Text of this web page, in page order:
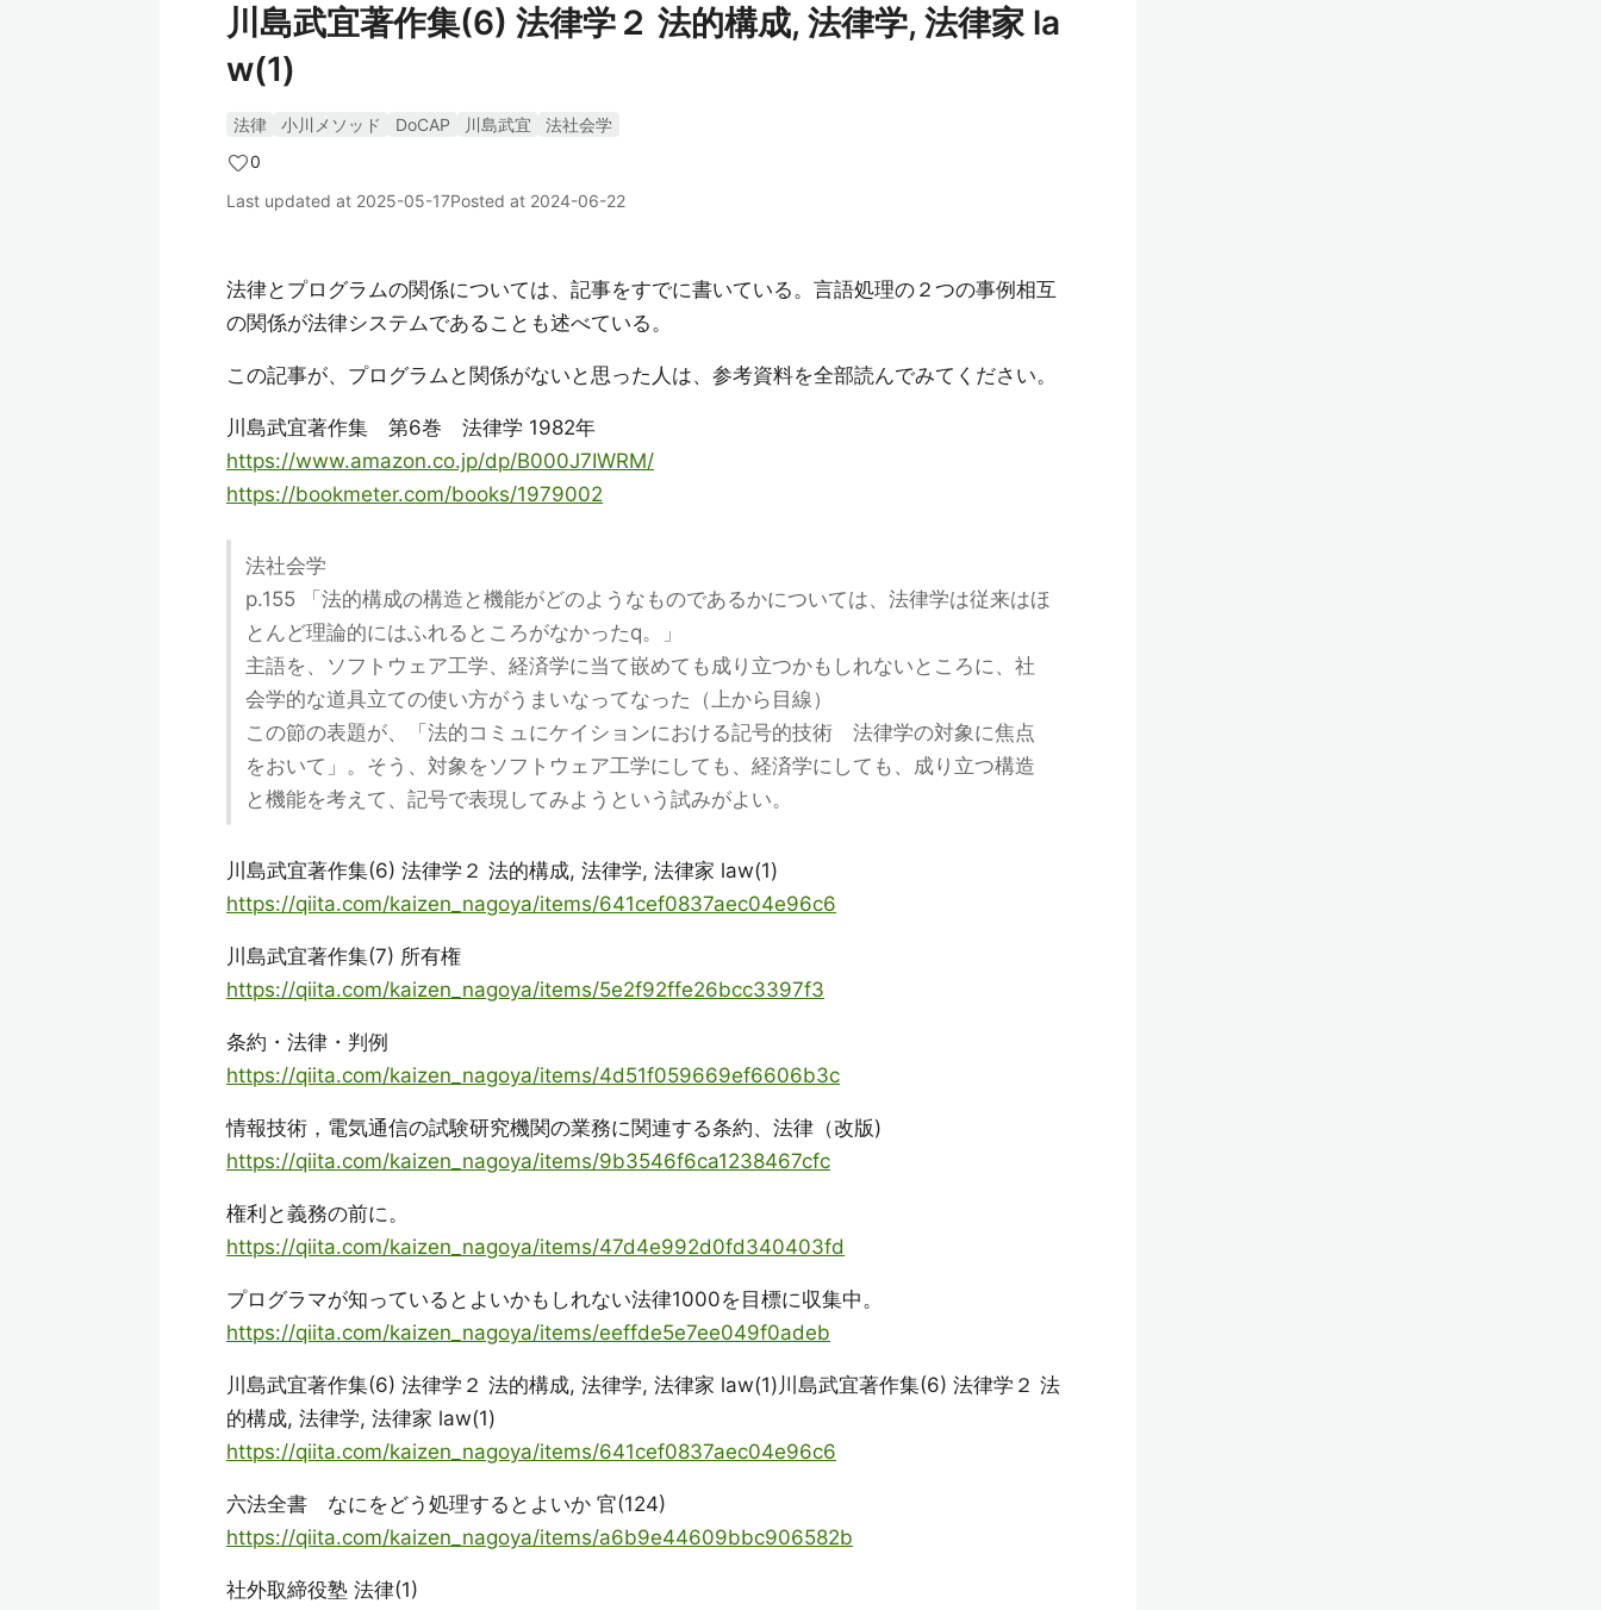
川島武宜著作集(6) 法律学２ 法的構成, 法律学, 法律家 la
w(1)
法律 小川メソッド DoCAP 川島武宜
法社会学
0
Last updated at 2025-05-17Posted at 2024-06-22
法律とプログラムの関係については、記事をすでに書いている。言語処理の２つの事例相互
の関係が法律システムであることも述べている。
この記事が、プログラムと関係がないと思った人は、参考資料を全部読んでみてください。
川島武宜著作集 第6巻 法律学 1982年
https://www.amazon.co.jp/dp/B000J7IWRM/
https://bookmeter.com/books/1979002
法社会学
p.155 「法的構成の構造と機能がどのようなものであるかについては、法律学は従来はほ
とんど理論的にはふれるところがなかったq。」
主語を、ソフトウェア工学、経済学に当て嵌めても成り立つかもしれないところに、社
会学的な道具立ての使い方がうまいなってなった（上から目線）
この節の表題が、「法的コミュにケイションにおける記号的技術 法律学の対象に焦点
をおいて」。そう、対象をソフトウェア工学にしても、経済学にしても、成り立つ構造
と機能を考えて、記号で表現してみようという試みがよい。
川島武宜著作集(6) 法律学２ 法的構成, 法律学, 法律家 law(1)
https://qiita.com/kaizen_nagoya/items/641cef0837aec04e96c6
川島武宜著作集(7) 所有権
https://qiita.com/kaizen_nagoya/items/5e2f92ffe26bcc3397f3
条約・法律・判例
https://qiita.com/kaizen_nagoya/items/4d51f059669ef6606b3c
情報技術，電気通信の試験研究機関の業務に関連する条約、法律（改版)
https://qiita.com/kaizen_nagoya/items/9b3546f6ca1238467cfc
権利と義務の前に。
https://qiita.com/kaizen_nagoya/items/47d4e992d0fd340403fd
プログラマが知っているとよいかもしれない法律1000を目標に収集中。
https://qiita.com/kaizen_nagoya/items/eeffde5e7ee049f0adeb
川島武宜著作集(6) 法律学２ 法的構成, 法律学, 法律家 law(1)川島武宜著作集(6) 法律学２ 法
的構成, 法律学, 法律家 law(1)
https://qiita.com/kaizen_nagoya/items/641cef0837aec04e96c6
六法全書 なにをどう処理するとよいか 官(124)
https://qiita.com/kaizen_nagoya/items/a6b9e44609bbc906582b
社外取締役塾 法律(1)